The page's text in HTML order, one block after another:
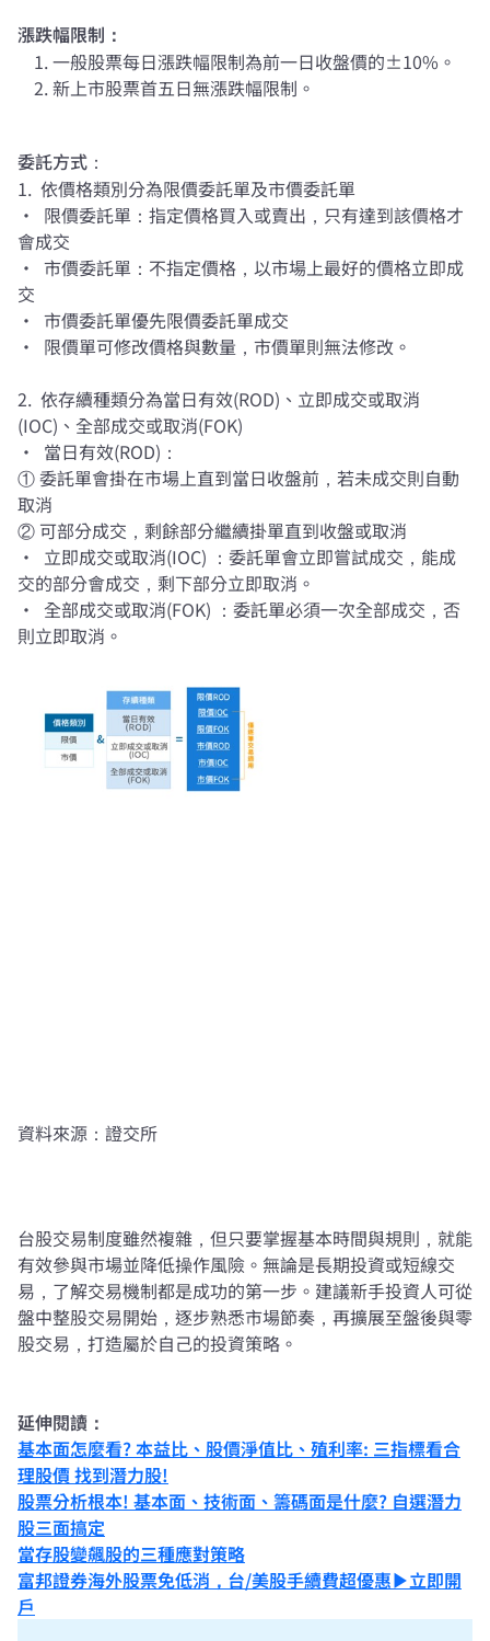
漲跌幅限制：
一般股票每日漲跌幅限制為前一日收盤價的±10%。
新上市股票首五日無漲跌幅限制。
委託方式：
1. 依價格類別分為限價委託單及市價委託單
• 限價委託單：指定價格買入或賣出，只有達到該價格才
會成交
• 市價委託單：不指定價格，以市場上最好的價格立即成
交
• 市價委託單優先限價委託單成交
• 限價單可修改價格與數量，市價單則無法修改。
2. 依存續種類分為當日有效(ROD)、立即成交或取消
(IOC)、全部成交或取消(FOK)
• 當日有效(ROD)：
① 委託單會掛在市場上直到當日收盤前，若未成交則自動
取消
② 可部分成交，剩餘部分繼續掛單直到收盤或取消
• 立即成交或取消(IOC) ：委託單會立即嘗試成交，能成
交的部分會成交，剩下部分立即取消。
• 全部成交或取消(FOK) ：委託單必須一次全部成交，否
則立即取消。
資料來源：證交所
台股交易制度雖然複雜，但只要掌握基本時間與規則，就能
有效參與市場並降低操作風險。無論是長期投資或短線交
易，了解交易機制都是成功的第一步。建議新手投資人可從
盤中整股交易開始，逐步熟悉市場節奏，再擴展至盤後與零
股交易，打造屬於自己的投資策略。
延伸閱讀：
基本面怎麼看? 本益比、股價淨值比、殖利率: 三指標看合
理股價 找到潛力股!
股票分析根本! 基本面、技術面、籌碼面是什麼? 自選潛力
股三面搞定
當存股變飆股的三種應對策略
富邦證券海外股票免低消，台/美股手續費超優惠▶立即開
戶